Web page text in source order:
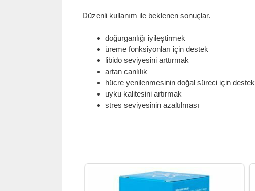
Düzenli kullanım ile beklenen sonuçlar.
doğurganlığı iyileştirmek
üreme fonksiyonları için destek
libido seviyesini arttırmak
artan canlılık
hücre yenilenmesinin doğal süreci için destek
uyku kalitesini artırmak
stres seviyesinin azaltılması